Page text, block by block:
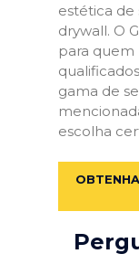
estética de
drywall. O
para quem
gama de
escolha